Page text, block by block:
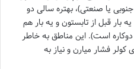
یا صنعتی)، بهتره سالی دو
بار قبل از تابستون و یه بار هم
است). این مناطق به خاطر
فشار میارن و نیاز به